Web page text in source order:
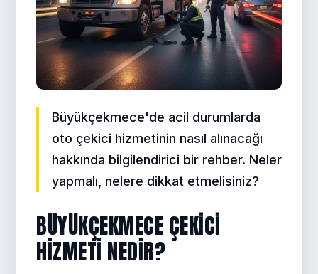
Büyükçekmece'de acil durumlarda
oto çekici hizmetinin nasıl alınacağı
hakkında bilgilendirici bir rehber. Neler
yapmalı, nelere dikkat etmelisiniz?
BÜYÜKÇEKMECE ÇEKICI
HIZMETI NEDIR?